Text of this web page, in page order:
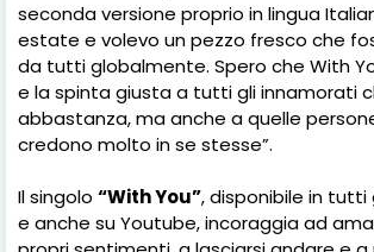
seconda versione proprio in lingua
estate e volevo un pezzo fresco che
da tutti globalmente. Spero che With
e la spinta giusta a tutti gli innamorati
abbastanza, ma anche a quelle
credono molto in se stesse”.
Il singolo “With You”, disponibile in
e anche su Youtube, incoraggia ad